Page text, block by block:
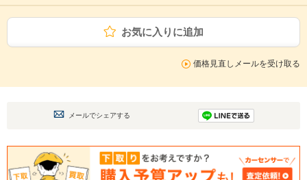
お気に入りに追加
価格見直しメールを受け取る
メールでシェアする